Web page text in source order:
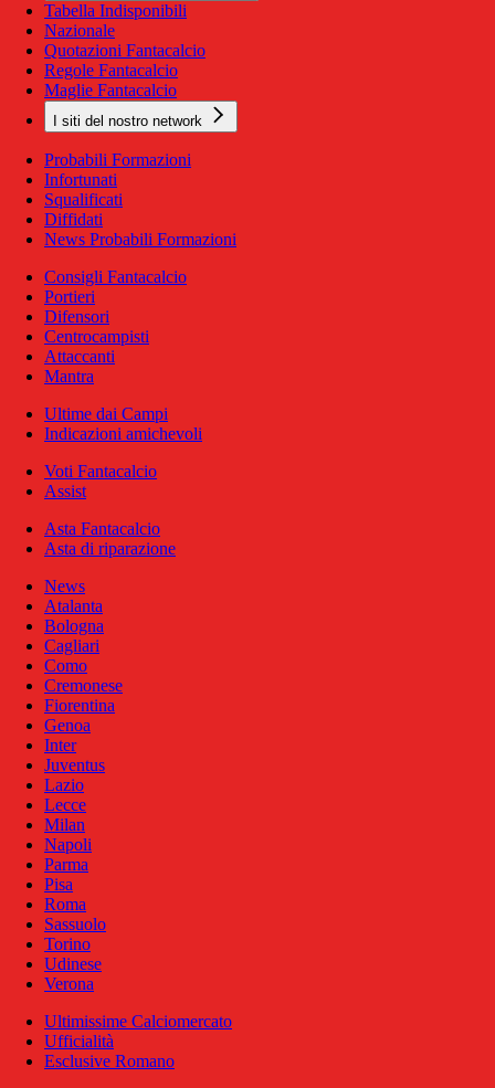
Tabella Indisponibili
Nazionale
Quotazioni Fantacalcio
Regole Fantacalcio
Maglie Fantacalcio
I siti del nostro network
Probabili Formazioni
Infortunati
Squalificati
Diffidati
News Probabili Formazioni
Consigli Fantacalcio
Portieri
Difensori
Centrocampisti
Attaccanti
Mantra
Ultime dai Campi
Indicazioni amichevoli
Voti Fantacalcio
Assist
Asta Fantacalcio
Asta di riparazione
News
Atalanta
Bologna
Cagliari
Como
Cremonese
Fiorentina
Genoa
Inter
Juventus
Lazio
Lecce
Milan
Napoli
Parma
Pisa
Roma
Sassuolo
Torino
Udinese
Verona
Ultimissime Calciomercato
Ufficialità
Esclusive Romano